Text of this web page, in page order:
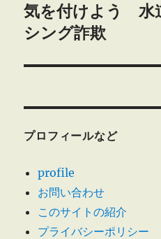
ー
ン
次
の
稿:
気を付けよう 水
シング詐欺
プロフィールなど
profile
お問い合わせ
このサイトの紹介
プライバシーポリシー